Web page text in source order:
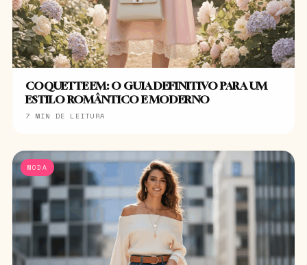
COQUETTE EM: O GUIA DEFINITIVO PARA UM
ESTILO ROMÂNTICO E MODERNO
7 MIN DE LEITURA
MODA